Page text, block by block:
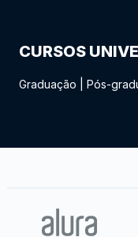
CURSOS
Graduação Pós-